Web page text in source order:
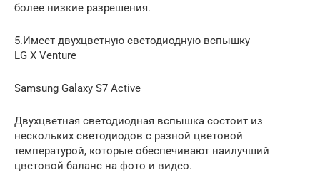
более низкие разрешения.
5.Имеет двухцветную светодиодную вспышку
LG X Venture
Samsung Galaxy S7 Active
Двухцветная светодиодная вспышка состоит из
нескольких светодиодов с разной цветовой
температурой, которые обеспечивают наилучший
цветовой баланс на фото и видео.